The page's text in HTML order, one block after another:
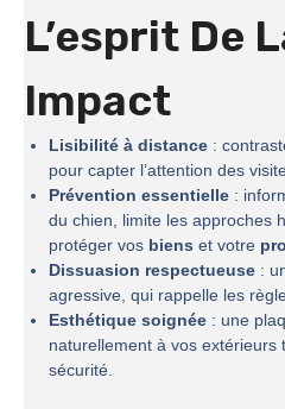
L’esprit De
Impact
Lisibilité à distance :
pour capter l’attention des
Prévention essentielle :
du chien, limite les approches
protéger vos biens et votre
Dissuasion respectueuse :
agressive, qui rappelle les
Esthétique soignée : une
naturellement à vos
sécurité.